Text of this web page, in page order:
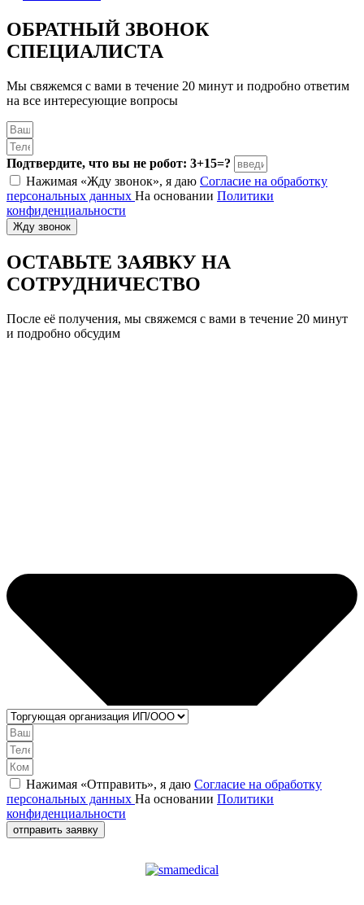
ОБРАТНЫЙ ЗВОНОК
СПЕЦИАЛИСТА
Мы свяжемся с вами в течение 20 минут и подробно ответим
на все интересующие вопросы
Подтвердите, что вы не робот: 3+15=?
Нажимая «Жду звонок», я даю Согласие на обработку
персональных данных На основании Политики
конфиденциальности
Жду звонок
ОСТАВЬТЕ ЗАЯВКУ НА
СОТРУДНИЧЕСТВО
После её получения, мы свяжемся с вами в течение 20 минут
и подробно обсудим
Нажимая «Отправить», я даю Согласие на обработку
персональных данных На основании Политики
конфиденциальности
отправить заявку